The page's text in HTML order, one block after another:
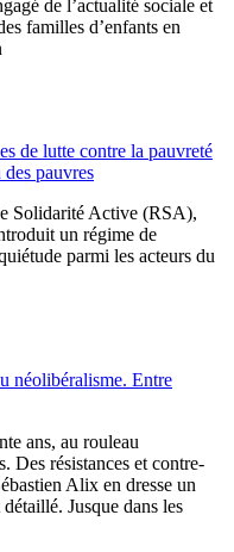
de l’actualité sociale et
familles d’enfants en
de lutte contre la pauvreté
pauvres
Solidarité Active (RSA),
un régime de
parmi les acteurs du
néolibéralisme. Entre
ans, au rouleau
Des résistances et contre-
Alix en dresse un
Jusque dans les